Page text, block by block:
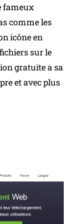
fameux
comme les
icône en
sur le
gratuite a sa
et avec plus